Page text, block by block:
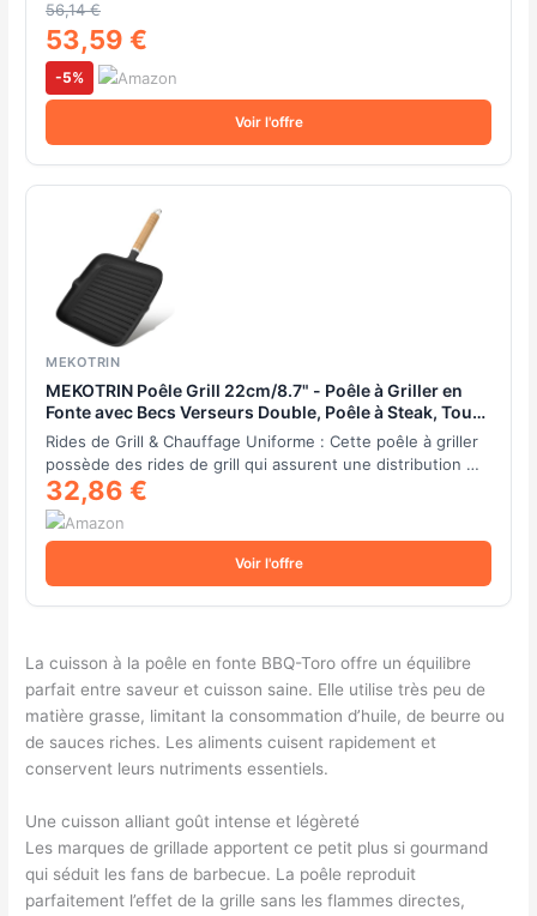
56,14 €
53,59 €
-5%
Voir l'offre
MEKOTRIN
MEKOTRIN Poêle Grill 22cm/8.7" - Poêle à Griller en
Fonte avec Becs Verseurs Double, Poêle à Steak, Tous
Feux dont Induction
Rides de Grill & Chauffage Uniforme : Cette poêle à griller
possède des rides de grill qui assurent une distribution …
32,86 €
Voir l'offre
La cuisson à la poêle en fonte BBQ-Toro offre un équilibre
parfait entre saveur et cuisson saine. Elle utilise très peu de
matière grasse, limitant la consommation d’huile, de beurre ou
de sauces riches. Les aliments cuisent rapidement et
conservent leurs nutriments essentiels.
Une cuisson alliant goût intense et légèreté
Les marques de grillade apportent ce petit plus si gourmand
qui séduit les fans de barbecue. La poêle reproduit
parfaitement l’effet de la grille sans les flammes directes,